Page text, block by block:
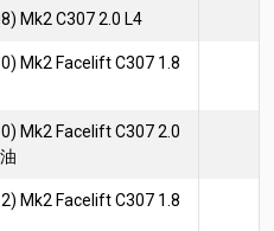
Mk2 C307 2.0 L4
Mk2 Facelift C307 1.8
Mk2 Facelift C307 2.0
Mk2 Facelift C307 1.8